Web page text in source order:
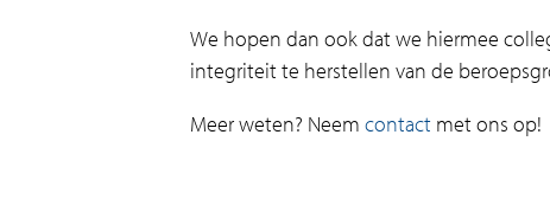
We hopen dan ook dat we hiermee
integriteit te herstellen van de
Meer weten? Neem contact met ons op!